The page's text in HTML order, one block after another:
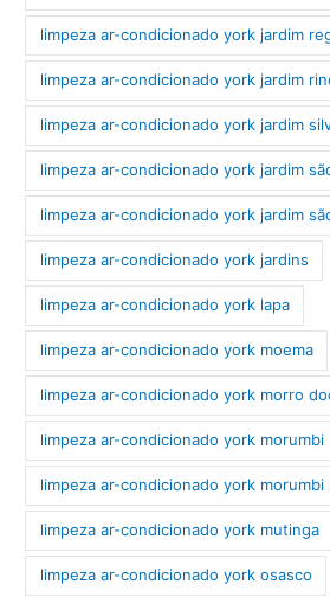
limpeza ar-condicionado york jardim
limpeza ar-condicionado york jardim
limpeza ar-condicionado york jardim
limpeza ar-condicionado york jardim
limpeza ar-condicionado york jardim
limpeza ar-condicionado york jardins
limpeza ar-condicionado york lapa
limpeza ar-condicionado york moema
limpeza ar-condicionado york morro
limpeza ar-condicionado york morumbi
limpeza ar-condicionado york morumbi
limpeza ar-condicionado york mutinga
limpeza ar-condicionado york osasco